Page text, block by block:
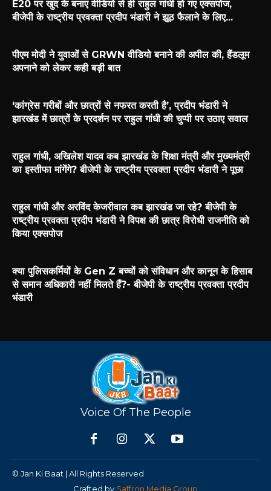
E20 पर खुद के बनाए वीडियो से ही राहुल गांधी हो गए एक्सपोज,
बीजेपी के राष्ट्रीय प्रवक्ता प्रदीप भंडारी ने झूठ फैलाने के लिए...
पीएम मोदी ने युवाओं से GRWN वीडियो बनाने की अपील की, हैंडलूम
अपनाने को लेकर कही बड़ी बात
‘कांग्रेस गरीबों और छात्रों से नफरत करती है’, प्रदीप भंडारी ने
झारखंड में छात्रों के प्रदर्शन पर राहुल गांधी की चुप्पी पर उठाए सवाल
राहुल गांधी, अखिलेश यादव कब झारखंड के शिक्षा मंत्री और मुख्यमंत्री
का इस्तीफा मांगेंगे? बीजेपी के राष्ट्रीय प्रवक्ता प्रदीप भंडारी ने पूछा
राहुल गांधी और अरविंद केजरीवाल कब झारखंड जा रहे? बीजेपी के
राष्ट्रीय प्रवक्ता प्रदीप भंडारी ने विपक्ष की छात्र विरोधी राजनीति को
किया एक्सपोज
क्या पुलिसकर्मियों के Gen Z बच्चों को संविधान और कानून के हिसाब
से समान अधिकारी नहीं मिलते हैं?- बीजेपी के राष्ट्रीय प्रवक्ता प्रदीप
भंडारी
Voice Of The People
© Jan Ki Baat | All Rights Reserved
Crafted by Saffron Media Group